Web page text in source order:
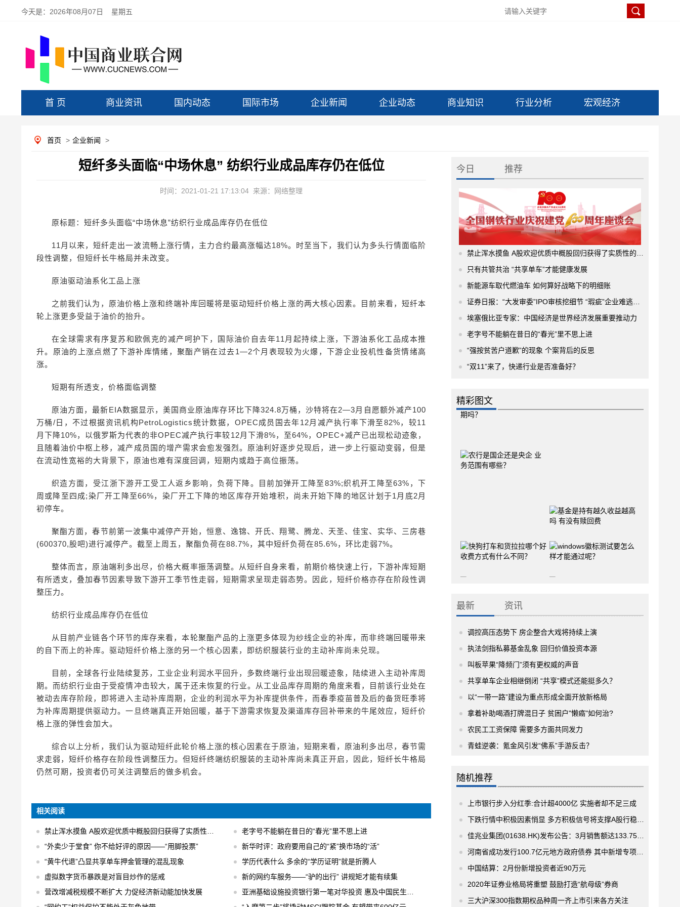
今天是： 2026年08月07日 星期五
首 页 商业资讯 国内动态 国际市场 企业新闻 企业动态 商业知识 行业分析 宏观经济
首页 > 企业新闻 >
短纤多头面临“中场休息” 纺织行业成品库存仍在低位
时间：2021-01-21 17:13:04 来源：网络整理
原标题：短纤多头面临“中场休息”纺织行业成品库存仍在低位
11月以来，短纤走出一波流畅上涨行情，主力合约最高涨幅达18%。时至当下，我们认为多头行情面临阶
段性调整，但短纤长牛格局并未改变。
原油驱动油系化工品上涨
之前我们认为，原油价格上涨和终端补库回暖将是驱动短纤价格上涨的两大核心因素。目前来看，短纤本
轮上涨更多受益于油价的抬升。
在全球需求有序复苏和欧佩克的减产呵护下，国际油价自去年11月起持续上涨，下游油系化工品成本推
升。原油的上涨点燃了下游补库情绪，聚酯产销在过去1—2个月表现较为火爆，下游企业投机性备货情绪高
涨。
短期有所透支，价格面临调整
原油方面，最新EIA数据显示，美国商业原油库存环比下降324.8万桶，沙特将在2—3月自愿额外减产100
万桶/日，不过根据资讯机构PetroLogistics统计数据，OPEC成员国去年12月减产执行率下滑至82%，较11
月下降10%，以俄罗斯为代表的非OPEC减产执行率较12月下滑8%，至64%，OPEC+减产已出现松动迹象，
且随着油价中枢上移，减产成员国的增产需求会愈发强烈。原油利好逐步兑现后，进一步上行驱动变弱，但是
在流动性宽裕的大背景下，原油也难有深度回调，短期内或趋于高位振荡。
织造方面，受江浙下游开工受工人返乡影响，负荷下降。目前加弹开工降至83%;织机开工降至63%，下
周或降至四成;染厂开工降至66%，染厂开工下降的地区库存开始堆积，尚未开始下降的地区计划于1月底2月
初停车。
聚酯方面，春节前第一波集中减停产开始，恒意、逸锦、开氏、翔鹭、腾龙、天圣、佳宝、实华、三房巷
(600370,股吧)进行减停产。截至上周五，聚酯负荷在88.7%，其中短纤负荷在85.6%，环比走弱7%。
整体而言，原油端利多出尽，价格大概率振荡调整。从短纤自身来看，前期价格快速上行，下游补库短期
有所透支，叠加春节因素导致下游开工季节性走弱，短期需求呈现走弱态势。因此，短纤价格亦存在阶段性调
整压力。
纺织行业成品库存仍在低位
从目前产业链各个环节的库存来看，本轮聚酯产品的上涨更多体现为纱线企业的补库，而非终端回暖带来
的自下而上的补库。驱动短纤价格上涨的另一个核心因素，即纺织服装行业的主动补库尚未兑现。
目前，全球各行业陆续复苏，工业企业利润水平回升，多数终端行业出现回暖迹象，陆续进入主动补库周
期。而纺织行业由于受疫情冲击较大，属于还未恢复的行业。从工业品库存周期的角度来看，目前该行业处在
被动去库存阶段，即将进入主动补库周期，企业的利润水平为补库提供条件，而春季疫苗普及后的备货旺季将
为补库周期提供驱动力。一旦终端真正开始回暖，基于下游需求恢复及渠道库存回补带来的牛尾效应，短纤价
格上涨的弹性会加大。
综合以上分析，我们认为驱动短纤此轮价格上涨的核心因素在于原油，短期来看，原油利多出尽，春节需
求走弱，短纤价格存在阶段性调整压力。但短纤终端纺织服装的主动补库尚未真正开启，因此，短纤长牛格局
仍然可期，投资者仍可关注调整后的做多机会。
相关阅读
禁止浑水摸鱼 A股欢迎优质中概股回归获得了实质性的进展
老字号不能躺在昔日的“春光”里不思上进
“外卖少于堂食” 你不给好评的原因——“用脚投票”
新华时评：政府要用自己的“紧”换市场的“活”
“黄牛代退”凸显共享单车押金管理的混乱现象
学历代表什么 多余的“学历证明”就是折腾人
虚拟数字货币暴跌是对盲目炒作的惩戒
新的网约车服务——“驴的出行” 讲规矩才能有续集
营改增减税规模不断扩大 力促经济新动能加快发展
亚洲基础设施投资银行第一笔对华投资 惠及中国民生工程
今日 推荐
禁止浑水摸鱼 A股欢迎优质中概股回归获得了实质性的进展
只有共管共治 “共享单车”才能健康发展
新能源车取代燃油车 如何算好战略下的明细账
证券日报：“大发审委”IPO审核挖细节 “瑕疵”企业难逃法眼
埃塞俄比亚专家：中国经济是世界经济发展重要推动力
老字号不能躺在昔日的“春光”里不思上进
“强按贫苦户道歉”的现象 个案背后的反思
“双11”来了，快递行业是否准备好？
精彩图文
最新 资讯
调控高压态势下 房企整合大戏将持续上演
执法剑指私募基金乱象 回归价值投资本源
叫板苹果“降频门”须有更权威的声音
共享单车企业相继倒闭 “共享”模式还能挺多久？
以“一带一路”建设为重点形成全面开放新格局
拿着补助喝酒打牌混日子 贫困户"懒癌"如何治?
农民工工资保障 需要多方面共同发力
青蛙逆袭：氪金风引发“佛系”手游反击？
随机推荐
上市银行步入分红季:合计超4000亿 实施者却不足三成
下跌行情中积极因素悄显 多方积极信号将支撑A股行稳致远
佳兆业集团(01638.HK)发布公告：3月销售额达133.75亿元
河南省成功发行100.7亿元地方政府债券 其中新增专项债券63.5亿元
中国结算：2月份新增投资者近90万元
2020年证券业格局将重塑 鼓励打造“航母级”券商
三大沪深300指数期权品种周一齐上市引来各方关注